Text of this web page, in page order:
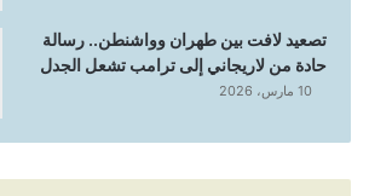
تصعيد لافت بين طهران وواشنطن.. رسالة
حادة من لاريجاني إلى ترامب تشعل الجدل
10 مارس، 2026